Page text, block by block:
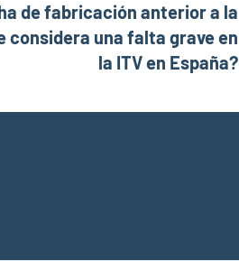
de fabricación anterior a la
considera una falta grave en
la ITV en España?